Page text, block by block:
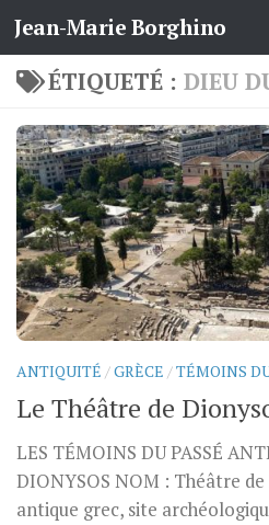
Skip to content
Jean-Marie Borghino
ÉTIQUETÉ : DIEU
ANTIQUITÉ /GRÈCE /TÉMOINS
Le Théâtre de
LES TÉMOINS DU PASSÉ
DIONYSOS NOM : Théâtre
antique grec, site